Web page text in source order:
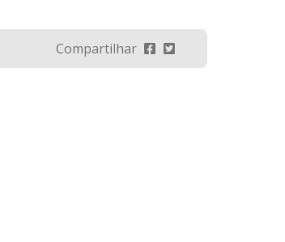
Compartilhar